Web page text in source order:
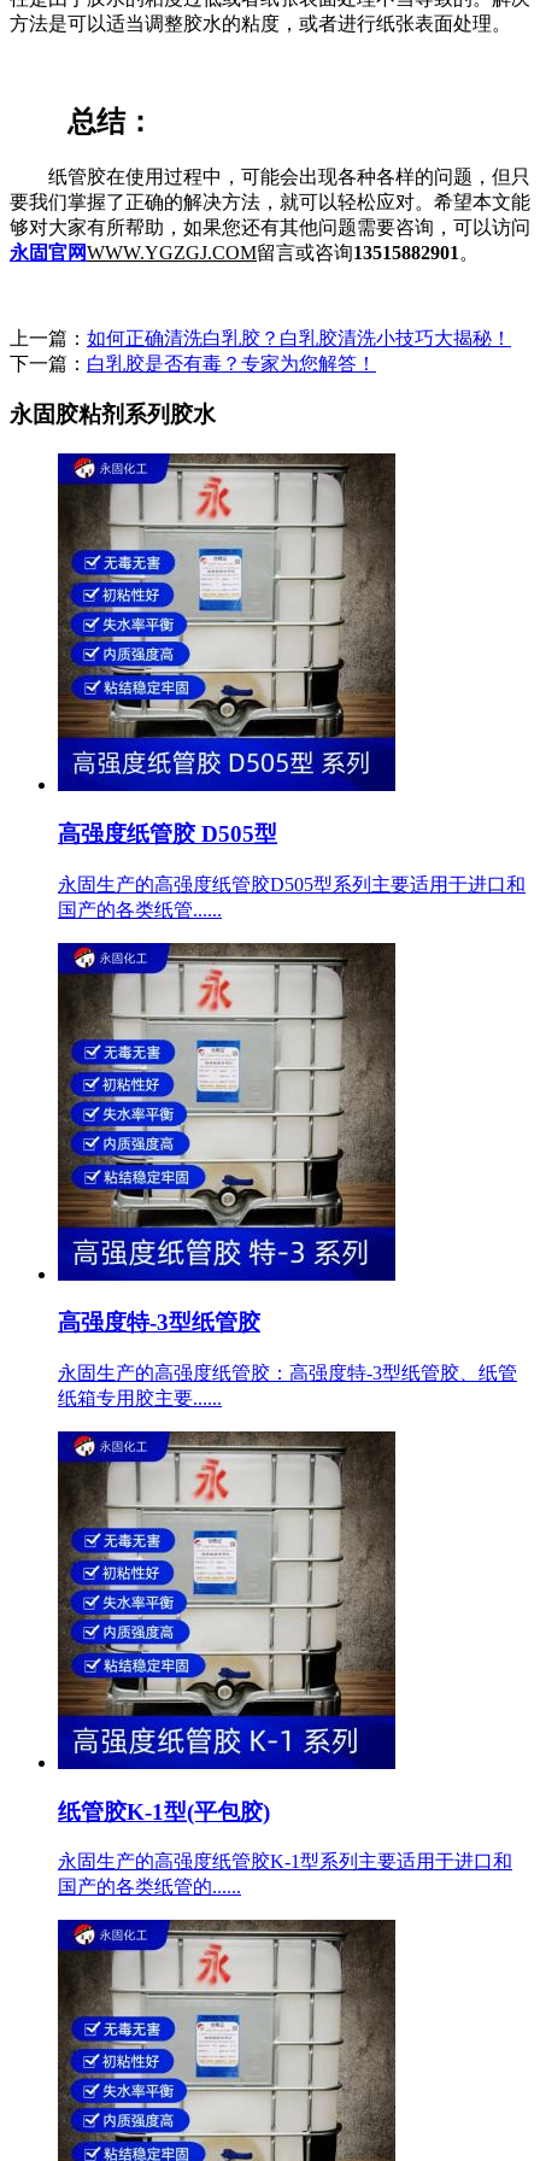
方法是可以适当调整胶水的粘度，或者进行纸张表面处理。
总结：
纸管胶在使用过程中，可能会出现各种各样的问题，但只
要我们掌握了正确的解决方法，就可以轻松应对。希望本文能
够对大家有所帮助，如果您还有其他问题需要咨询，可以访问
永固官网WWW.YGZGJ.COM留言或咨询13515882901 。
上一篇： 如何正确清洗白乳胶？白乳胶清洗小技巧大揭秘！
下一篇： 白乳胶是否有毒？专家为您解答！
永固胶粘剂系列胶水
高强度纸管胶 D505型
永固生产的高强度纸管胶D505型系列主要适用于进口和
国产的各类纸管......
高强度特-3型纸管胶
永固生产的高强度纸管胶：高强度特-3型纸管胶、纸管
纸箱专用胶主要......
纸管胶K-1型(平包胶)
永固生产的高强度纸管胶K-1型系列主要适用于进口和
国产的各类纸管的......